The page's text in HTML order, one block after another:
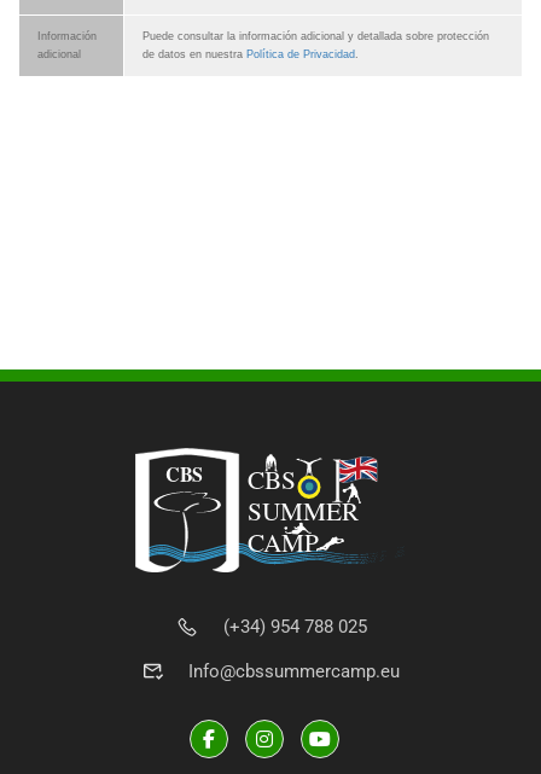
Información
adicional
Puede consultar la información adicional y detallada sobre protección
de datos en nuestra Política de Privacidad.
(+34) 954 788 025
Info@cbssummercamp.eu